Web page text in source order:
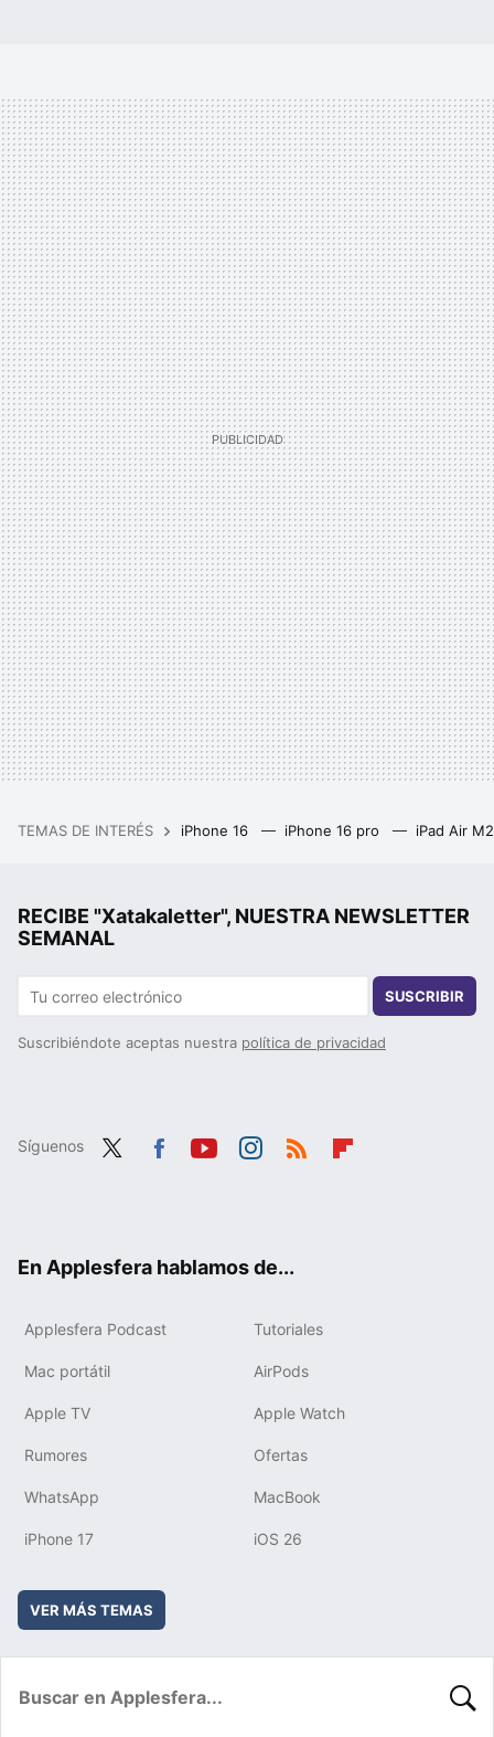
TEMAS DE INTERÉS iPhone 16 iPhone 16 pro iPad Air
RECIBE "Xatakaletter", NUESTRA NEWSLETTER
SEMANAL
SUSCRIBIR
Suscribiéndote aceptas nuestra política de privacidad
Síguenos
En Applesfera hablamos de...
Applesfera Podcast Tutoriales
Mac portátil AirPods
Apple TV Apple Watch
Rumores Ofertas
WhatsApp MacBook
iPhone 17 iOS 26
VER MÁS TEMAS